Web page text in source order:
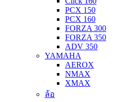
PCX 150
PCX 160
FORZA 300
FORZA 350
ADV 350
YAMAHA
AEROX
NMAX
XMAX
ล้อ